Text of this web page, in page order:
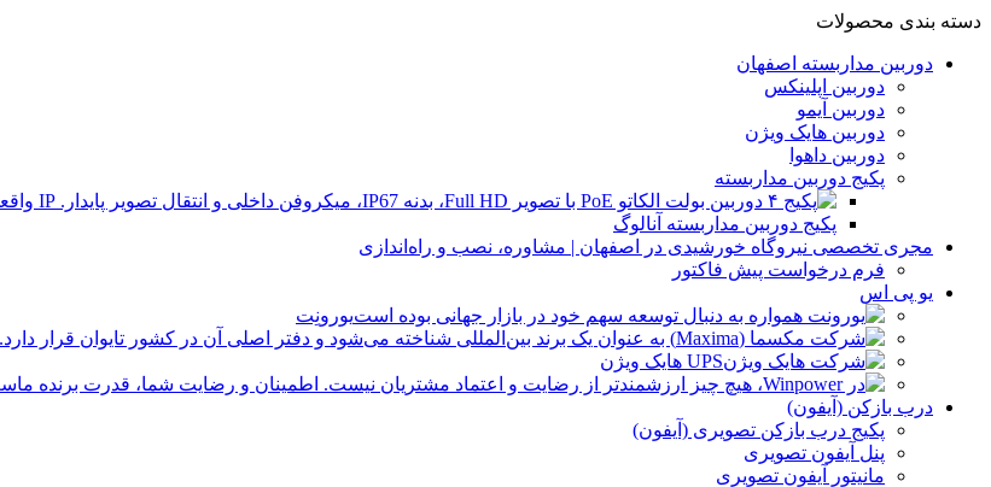
دسته بندی محصولات
دوربین مداربسته اصفهان
دوربین اپلینکس
دوربین آیمو
دوربین هایک ویژن
دوربین داهوا
پکیج دوربین مداربسته
پکیج دوربین مداربسته آنالوگ
مجری تخصصی نیروگاه خورشیدی در اصفهان | مشاوره، نصب و راه‌اندازی
فرم درخواست پیش فاکتور
یو پی اس
یورونِت
UPS هایک ویژن
درب بازکن (آیفون)
پکیج درب بازکن تصویری (آیفون)
پنل آیفون تصویری
مانیتور آیفون تصویری